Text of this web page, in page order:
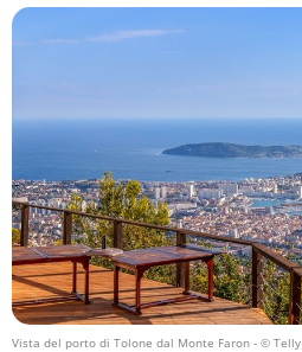
Vista del porto di Tolone dal Monte Faron - ©